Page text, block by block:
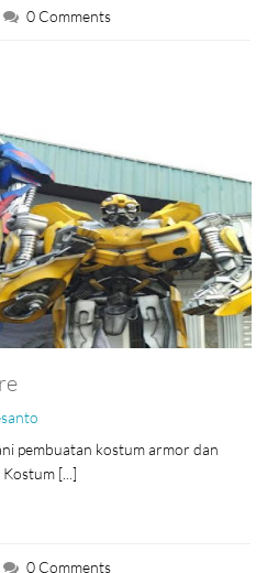
0 Comments
pembuatan kostum armor dan
[...]
0 Comments